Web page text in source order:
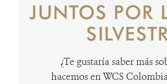
JUNTOS POR
¿Te gustaría saber más
hacemos en WCS